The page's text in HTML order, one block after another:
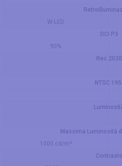
W-LED
DCI P3
90%
Rec.2020
NTSC
Massima Luminosità
1000 cd/m²
Contrasto